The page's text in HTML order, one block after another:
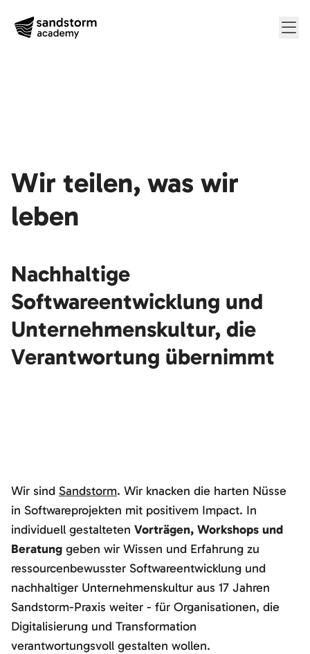
Wir teilen, was wir
leben
Nachhaltige
Softwareentwicklung und
Unternehmenskultur, die
Verantwortung übernimmt
Wir sind Sandstorm. Wir knacken die harten Nüsse
in Softwareprojekten mit positivem Impact. In
individuell gestalteten Vorträgen, Workshops und
Beratung geben wir Wissen und Erfahrung zu
ressourcenbewusster Softwareentwicklung und
nachhaltiger Unternehmenskultur aus 17 Jahren
Sandstorm-Praxis weiter - für Organisationen, die
Digitalisierung und Transformation
verantwortungsvoll gestalten wollen.